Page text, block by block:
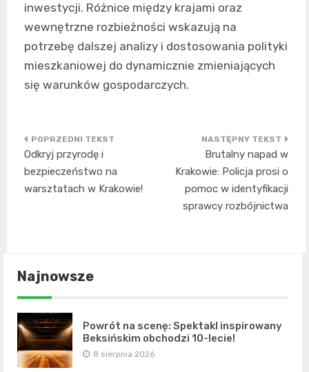
inwestycji. Różnice między krajami oraz
wewnętrzne rozbieżności wskazują na
potrzebę dalszej analizy i dostosowania polityki
mieszkaniowej do dynamicznie zmieniających
się warunków gospodarczych.
Nawigacja
wpisu
Odkryj przyrodę i
bezpieczeństwo na
warsztatach w Krakowie!
Brutalny napad w
Krakowie: Policja prosi o
pomoc w identyfikacji
sprawcy rozbójnictwa
Najnowsze
Powrót na scenę: Spektakl inspirowany
Beksińskim obchodzi 10-lecie!
8 sierpnia 2026